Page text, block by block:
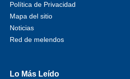
Política de Privacidad
Mapa del sitio
Noticias
Red de melendos
Lo Más Leído